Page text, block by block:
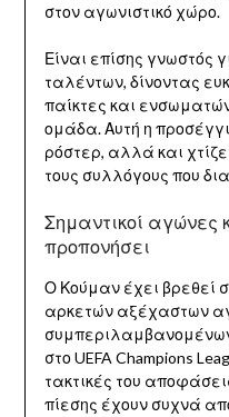
στον αγωνιστικό χώρο.
Είναι επίσης γνωστός
ταλέντων, δίνοντας
παίκτες και
ομάδα. Αυτή η
ρόστερ, αλλά και
τους συλλόγους που
Σημαντικοί αγώνες
προπονήσει
Ο Κούμαν έχει βρεθεί
αρκετών αξέχαστων
στο UEFA Champions
τακτικές του
πίεσης έχουν συχνά